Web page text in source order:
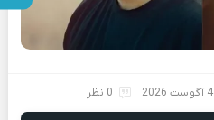
4 آگوست 2026 0 نظر